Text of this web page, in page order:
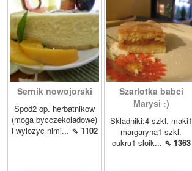
Sernik nowojorski
Spod2 op. herbatnikow
(moga bycczekoladowe)
i wylozyc nimi... ⇖ 1102
Szarlotka babci
Marysi :)
Skladniki:4 szkl. maki1
margaryna1 szkl.
cukru1 sloik... ⇖ 1363